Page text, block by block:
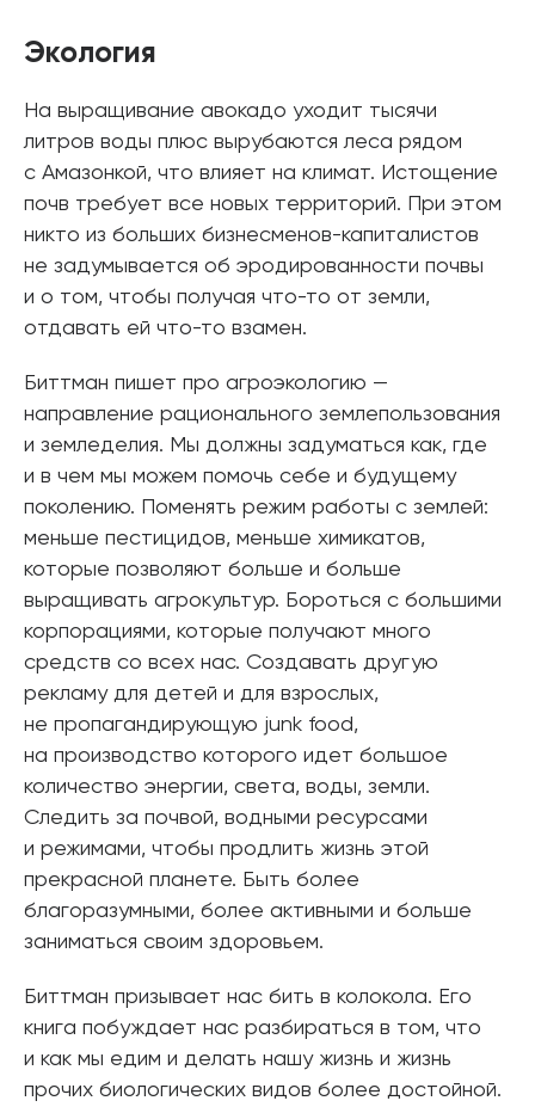
Экология
На выращивание авокадо уходит тысячи
литров воды плюс вырубаются леса рядом
с Амазонкой, что влияет на климат. Истощение
почв требует все новых территорий. При этом
никто из больших бизнесменов-капиталистов
не задумывается об эродированности почвы
и о том, чтобы получая что-то от земли,
отдавать ей что-то взамен.
Биттман пишет про агроэкологию —
направление рационального землепользования
и земледелия. Мы должны задуматься как, где
и в чем мы можем помочь себе и будущему
поколению. Поменять режим работы с землей:
меньше пестицидов, меньше химикатов,
которые позволяют больше и больше
выращивать агрокультур. Бороться с большими
корпорациями, которые получают много
средств со всех нас. Создавать другую
рекламу для детей и для взрослых,
не пропагандирующую junk food,
на производство которого идет большое
количество энергии, света, воды, земли.
Следить за почвой, водными ресурсами
и режимами, чтобы продлить жизнь этой
прекрасной планете. Быть более
благоразумными, более активными и больше
заниматься своим здоровьем.
Биттман призывает нас бить в колокола. Его
книга побуждает нас разбираться в том, что
и как мы едим и делать нашу жизнь и жизнь
прочих биологических видов более достойной.